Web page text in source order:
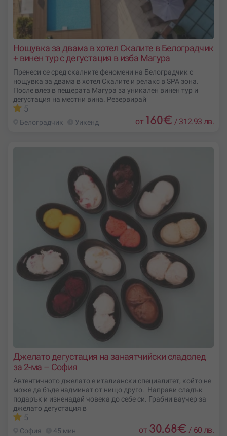
Нощувка за двама в хотел Скалите в Белоградчик
+ винен тур с дегустация в изба Магура
Пренеси се сред скалните феномени на Белоградчик с
нощувка за двама в хотел Скалите и релакс в SPA зона.
После влез в пещерата Магура за уникален винен тур и
дегустация на местни вина. Резервирай
5
Белоградчик Уикенд от 160€ / 312.93 лв.
Джелато дегустация на занаятчийски сладолед
за 2-ма – София
Автентичното джелато е италиански специалитет, който не
може да бъде надминат от нищо друго. Направи сладък
подарък и изненадай човека до себе си. Грабни ваучер за
джелато дегустация в
5
София 45 мин от 30.68€ / 60 лв.